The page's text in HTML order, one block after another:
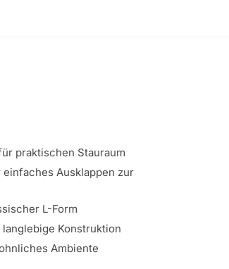
praktischen Stauraum
Ausklappen zur
L-Form
Konstruktion
Ambiente